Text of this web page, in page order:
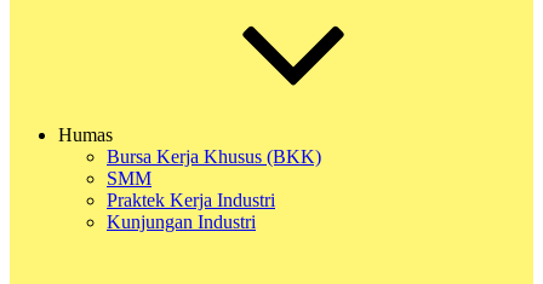
Humas
Bursa Kerja Khusus (BKK)
SMM
Praktek Kerja Industri
Kunjungan Industri